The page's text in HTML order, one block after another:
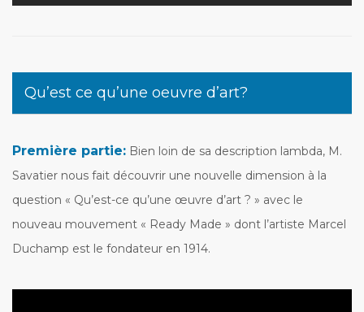
Qu’est ce qu’une oeuvre d’art?
Première partie: Bien loin de sa description lambda, M.
Savatier nous fait découvrir une nouvelle dimension à la
question « Qu’est-ce qu’une œuvre d’art ? » avec le
nouveau mouvement « Ready Made » dont l’artiste Marcel
Duchamp est le fondateur en 1914.